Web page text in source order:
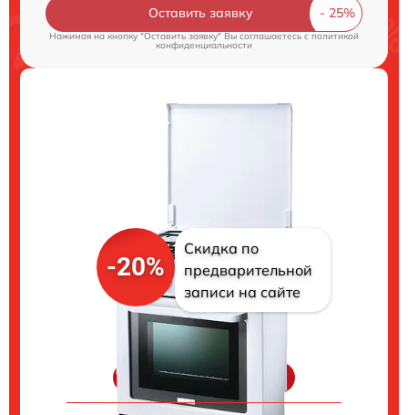
Оставить заявку
Нажимая на кнопку "Оставить заявку" Вы соглашаетесь c политикой
конфиденциальности
-20%
Скидка по
предварительной
записи на сайте
Цены на ремонт